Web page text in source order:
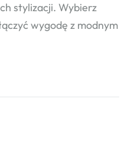
stylizacji. Wybierz
wygodę z modnym